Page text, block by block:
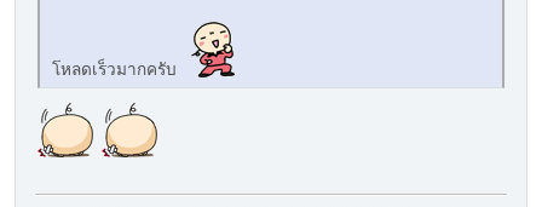
โหลดเร็วมากครับ